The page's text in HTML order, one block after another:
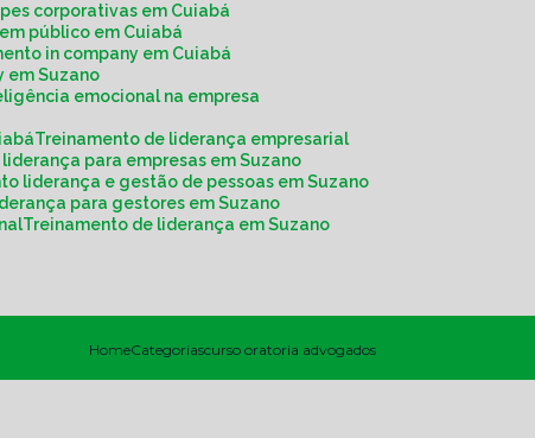
corporativas em Cuiabá
público em Cuiabá
in company em Cuiabá
em Suzano
emocional na empresa
Treinamento de liderança empresarial
liderança para empresas em Suzano
liderança e gestão de pessoas em Suzano
para gestores em Suzano
Treinamento de liderança em Suzano
HomeCategoriascurso oratoria advogados